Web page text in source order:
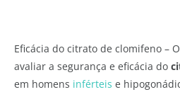
Eficácia do citrato de clomifeno –
avaliar a segurança e eficácia do
em homens inférteis e